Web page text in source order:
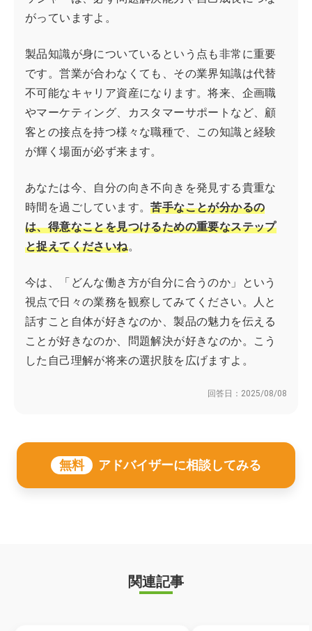
がっていますよ。
製品知識が身についているという点も非常に重要
です。営業が合わなくても、その業界知識は代替
不可能なキャリア資産になります。将来、企画職
やマーケティング、カスタマーサポートなど、顧
客との接点を持つ様々な職種で、この知識と経験
が輝く場面が必ず来ます。
あなたは今、自分の向き不向きを発見する貴重な
時間を過ごしています。苦手なことが分かるの
は、得意なことを見つけるための重要なステップ
と捉えてくださいね。
今は、「どんな働き方が自分に合うのか」という
視点で日々の業務を観察してみてください。人と
話すこと自体が好きなのか、製品の魅力を伝える
ことが好きなのか、問題解決が好きなのか。こう
した自己理解が将来の選択肢を広げますよ。
回答日： 2025/08/08
無料 アドバイザーに相談してみる
関連記事